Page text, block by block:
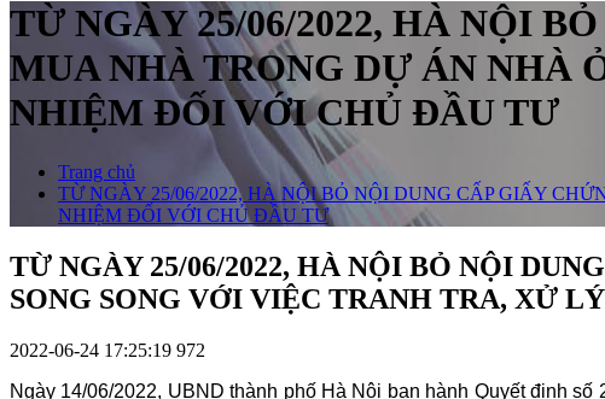
TỪ NGÀY 25/06/2022, HÀ NỘI
MUA NHÀ TRONG DỰ ÁN NHÀ
NHIỆM ĐỐI VỚI CHỦ ĐẦU TƯ
Trang chủ
TỪ NGÀY 25/06/2022, HÀ NỘI BỎ NỘI DUNG CẤP GIẤY
NHIỆM ĐỐI VỚI CHỦ ĐẦU TƯ
TỪ NGÀY 25/06/2022, HÀ NỘI BỎ NỘI
SONG SONG VỚI VIỆC TRANH TRA, XỬ
2022-06-24 17:25:19 972
Ngày 14/06/2022, UBND thành phố Hà Nội ban hành Quyết định số